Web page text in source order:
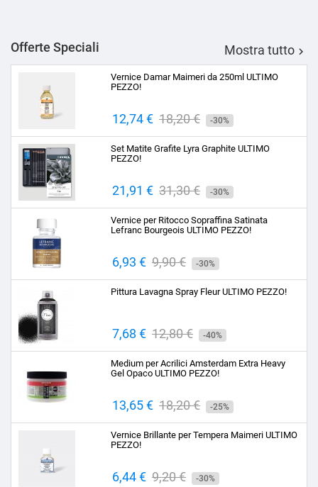
Offerte Speciali Mostra tutto 
Vernice Damar Maimeri da 250ml ULTIMO
PEZZO!
Prezzo
12,74 € Prezzo
base
18,20 € -30%
Set Matite Grafite Lyra Graphite ULTIMO
PEZZO!
Prezzo
21,91 € Prezzo
base
31,30 € -30%
Vernice per Ritocco Sopraffina Satinata
Lefranc Bourgeois ULTIMO PEZZO!
Prezzo
6,93 € Prezzo
base
9,90 € -30%
Pittura Lavagna Spray Fleur ULTIMO PEZZO!
Prezzo
7,68 € Prezzo
base
12,80 € -40%
Medium per Acrilici Amsterdam Extra Heavy
Gel Opaco ULTIMO PEZZO!
Prezzo
13,65 € Prezzo
base
18,20 € -25%
Vernice Brillante per Tempera Maimeri ULTIMO
PEZZO!
Prezzo
6,44 € Prezzo
9,20 € -30%